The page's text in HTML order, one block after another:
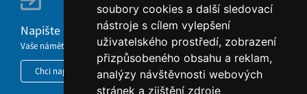
soubory cookies a další sledovací
nástroje s cílem vylepšení
uživatelského prostředí, zobrazení
přizpůsobeného obsahu a reklam,
analýzy návštěvnosti webových
stránek a zjištění zdroje
Napište nám
Vaše náměty, komentáře, připomínky a dotazy nezůstanou bez odezvy.
Chci napsat MKČR